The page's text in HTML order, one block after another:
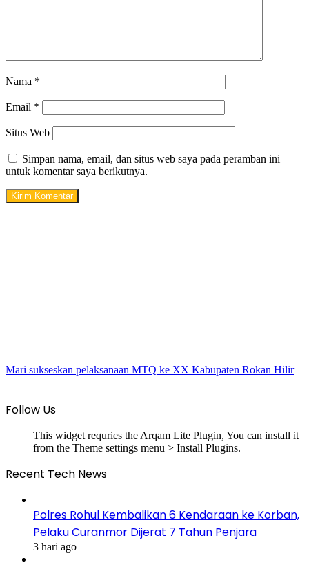
Nama *
Email *
Situs Web
Simpan nama, email, dan situs web saya pada peramban ini
untuk komentar saya berikutnya.
Mari sukseskan pelaksanaan MTQ ke XX Kabupaten Rokan Hilir
Follow Us
This widget requries the Arqam Lite Plugin, You can install it
from the Theme settings menu > Install Plugins.
Recent Tech News
Polres Rohul Kembalikan 6 Kendaraan ke Korban,
Pelaku Curanmor Dijerat 7 Tahun Penjara
3 hari ago